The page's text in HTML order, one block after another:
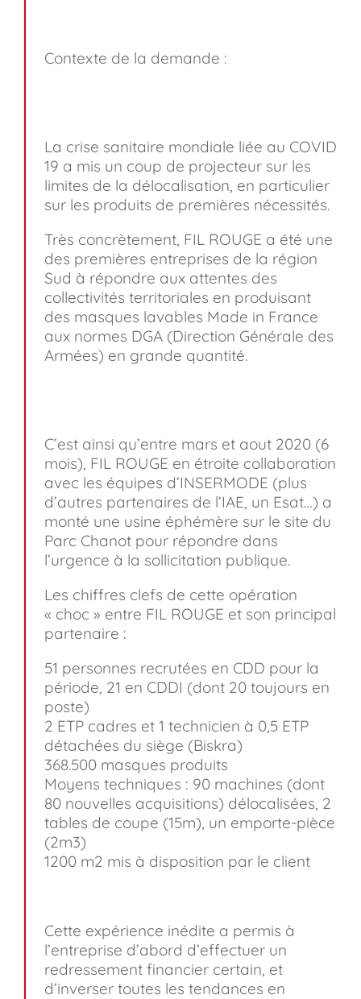
Contexte de la demande :
La crise sanitaire mondiale liée au COVID
19 a mis un coup de projecteur sur les
limites de la délocalisation, en particulier
sur les produits de premières nécessités.
Très concrètement, FIL ROUGE a été une
des premières entreprises de la région
Sud à répondre aux attentes des
collectivités territoriales en produisant
des masques lavables Made in France
aux normes DGA (Direction Générale des
Armées) en grande quantité.
C’est ainsi qu’entre mars et aout 2020 (6
mois), FIL ROUGE en étroite collaboration
avec les équipes d’INSERMODE (plus
d’autres partenaires de l’IAE, un Esat…) a
monté une usine éphémère sur le site du
Parc Chanot pour répondre dans
l’urgence à la sollicitation publique.
Les chiffres clefs de cette opération
« choc » entre FIL ROUGE et son principal
partenaire :
51 personnes recrutées en CDD pour la
période, 21 en CDDI (dont 20 toujours en
poste)
2 ETP cadres et 1 technicien à 0,5 ETP
détachées du siège (Biskra)
368.500 masques produits
Moyens techniques : 90 machines (dont
80 nouvelles acquisitions) délocalisées, 2
tables de coupe (15m), un emporte-pièce
(2m3)
1200 m2 mis à disposition par le client
Cette expérience inédite a permis à
l’entreprise d’abord d’effectuer un
redressement financier certain, et
d’inverser toutes les tendances en